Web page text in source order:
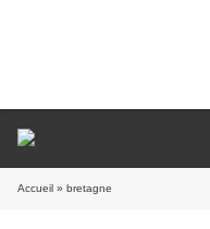
Accueil » bretagne